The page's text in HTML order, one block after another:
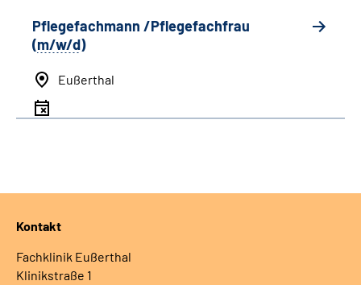
Pflegefachmann /Pflegefachfrau
(m/w/d)
Eußerthal
Kontakt
Fachklinik Eußerthal
Klinikstraße 1